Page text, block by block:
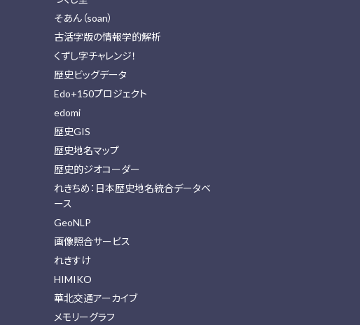
そあん（soan）
古活字版の情報学的解析
くずし字チャレンジ！
歴史ビッグデータ
Edo+150プロジェクト
edomi
歴史GIS
歴史地名マップ
歴史的ジオコーダー
れきちめ：日本歴史地名統合データベ
ース
GeoNLP
画像照合サービス
れきすけ
HIMIKO
華北交通アーカイブ
メモリーグラフ